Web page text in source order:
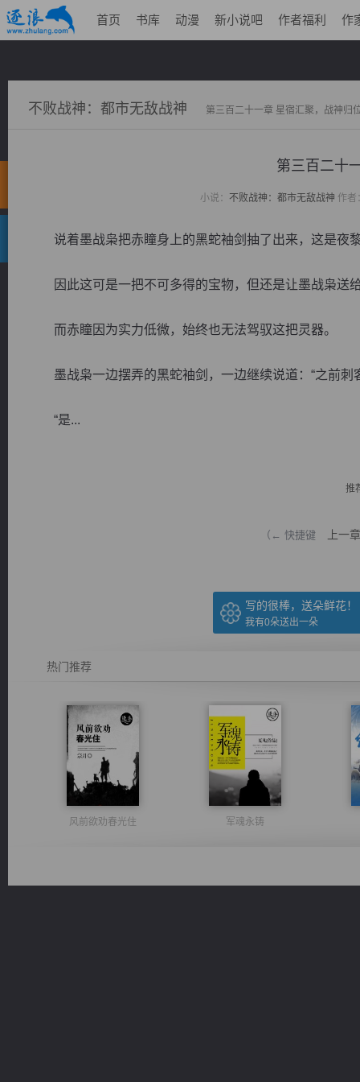
首页 书库 动漫 新小说吧 作者福利 作
不败战神：都市无敌战神 第三百二十一章 星宿汇聚，战神归
第三百二十
小说： 不败战神：都市无敌战神 作者
说着墨战枭把赤瞳身上的黑蛇袖剑抽了出来，这是夜
因此这可是一把不可多得的宝物，但还是让墨战枭送
而赤瞳因为实力低微，始终也无法驾驭这把灵器。
墨战枭一边摆弄的黑蛇袖剑，一边继续说道：“之前刺
“是...
推
（← 快捷键 上一章
写的很棒，送朵鲜花！
我有0朵送出一朵
热门推荐
风前欲劝春光住 军魂永铸